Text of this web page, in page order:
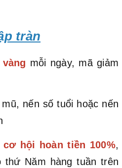
tràn
mỗi ngày, mã giảm
mũ, nến số tuổi hoặc nến
cơ hội hoàn tiền 100%,
thứ Năm hàng tuần trên